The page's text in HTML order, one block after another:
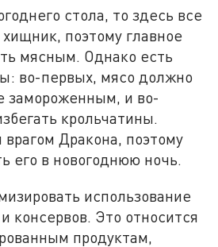
стола, то здесь все
поэтому главное
мясным. Однако есть
во-первых, мясо должно
замороженным, и во-
крольчатины.
врагом Дракона, поэтому
его в новогоднюю ночь.
использование
консервов. Это относится
продуктам,